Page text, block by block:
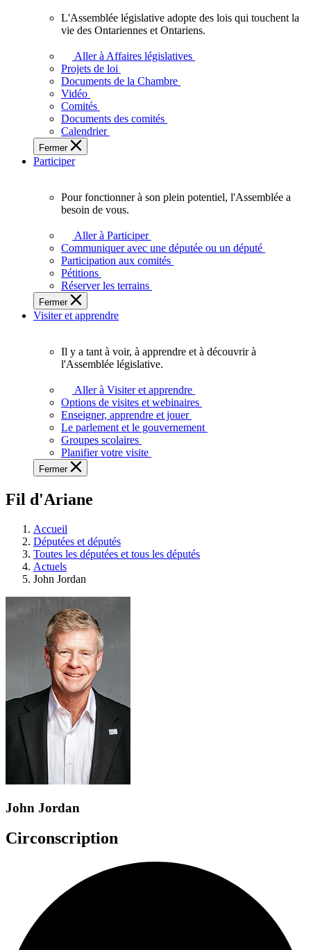
l'Ontario.
L'Assemblée
adopte
touchent
des
Ontariennes
et
L'Assemblée législative adopte des lois qui touchent la
vie des Ontariennes et Ontariens.
Aller à Affaires législatives
Projets de loi
Documents de la Chambre
Vidéo
Comités
Documents des comités
Calendrier
Fermer
Participer
plein
potentiel,
l'Assemblée
a
besoin
de
Pour fonctionner à son plein potentiel, l'Assemblée a
besoin de vous.
Aller à Participer
Communiquer avec une députée ou un député
Participation aux comités
Pétitions
Réserver les terrains
Fermer
Visiter et apprendre
voir,
apprendre
et
à
à
législative.
Il y a tant à voir, à apprendre et à découvrir à
l'Assemblée législative.
Aller à Visiter et apprendre
Options de visites et webinaires
Enseigner, apprendre et jouer
Le parlement et le gouvernement
Groupes scolaires
Planifier votre visite
Fermer
Fil d'Ariane
Accueil
Députées et députés
Toutes les députées et tous les députés
Actuels
John Jordan
John Jordan
Circonscription